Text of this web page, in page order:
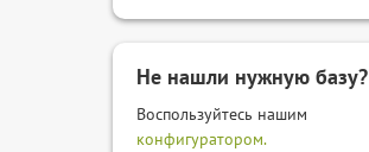
Не нашли нужную базу?
Воспользуйтесь нашим
конфигуратором.